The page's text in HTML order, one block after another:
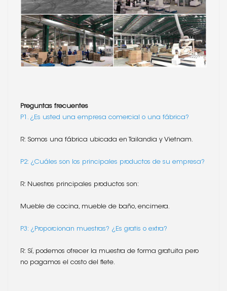
Preguntas frecuentes
P1. ¿Es usted una empresa comercial o una fábrica?
R: Somos una fábrica ubicada en Tailandia y Vietnam.
P2: ¿Cuáles son los principales productos de su empresa?
R: Nuestros principales productos son:
Mueble de cocina, mueble de baño, encimera.
P3: ¿Proporcionan muestras? ¿Es gratis o extra?
R: Sí, podemos ofrecer la muestra de forma gratuita pero
no pagamos el costo del flete.